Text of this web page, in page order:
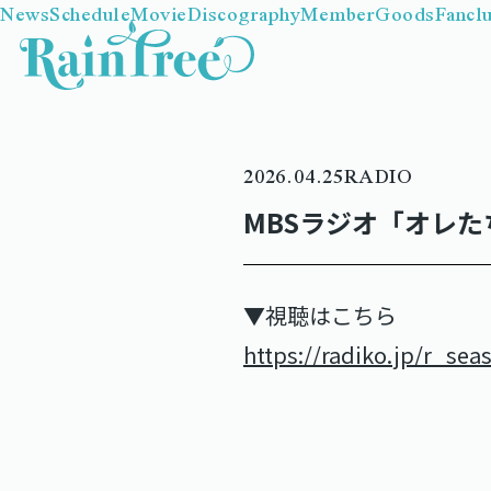
NewsScheduleMovieDiscographyMemberGoods
2026.04.25RADIO
MBSラジオ「オレ
▼視聴はこちら
https://radiko.jp/